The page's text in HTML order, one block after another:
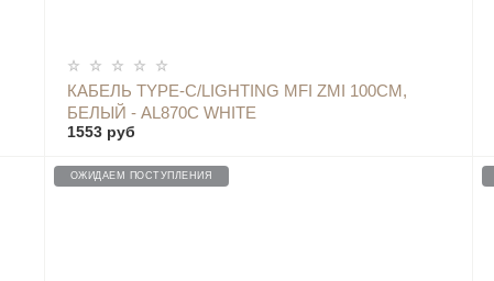
КАБЕЛЬ TYPE-C/LIGHTING MFI ZMI 100СМ,
БЕЛЫЙ - AL870C WHITE
1553 руб
ОПОВЕСТИТЬ
ОЖИДАЕМ ПОСТУПЛЕНИЯ